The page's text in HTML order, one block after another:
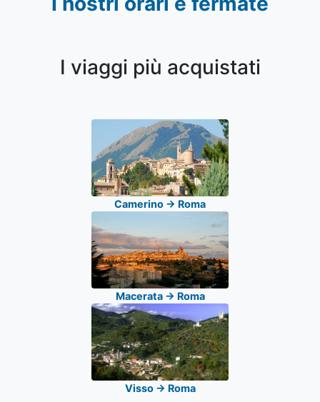
I viaggi più acquistati
Camerino -> Roma
Macerata -> Roma
Visso -> Roma